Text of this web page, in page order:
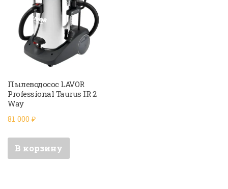
Пылеводосос LAVOR
Professional Taurus IR 2
Way
81 000 ₽
В корзину